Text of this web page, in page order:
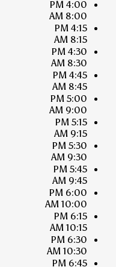
4:00 PM
8:00 AM
4:15 PM
8:15 AM
4:30 PM
8:30 AM
4:45 PM
8:45 AM
5:00 PM
9:00 AM
5:15 PM
9:15 AM
5:30 PM
9:30 AM
5:45 PM
9:45 AM
6:00 PM
10:00 AM
6:15 PM
10:15 AM
6:30 PM
10:30 AM
6:45 PM